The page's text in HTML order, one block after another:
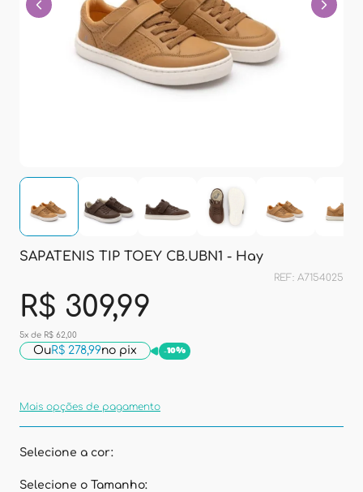
SAPATENIS TIP TOEY CB.UBN1 - Hay
REF: A7154025
R$ 309,99
5x de R$ 62,00
OuR$ 278,99no pix -10%
Mais opções de pagamento
Selecione a cor:
Selecione o Tamanho: